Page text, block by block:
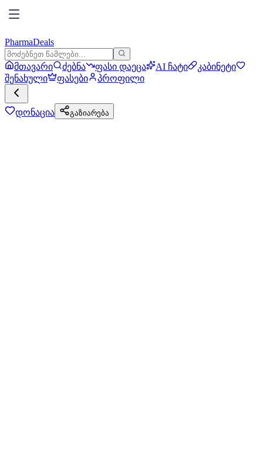
PharmaDeals
მთავარი ძებნა ფასი დაეცა AI ჩატი
კაბინეტი
შენახული
ფასები პროფილი
დონაცია გაზიარება